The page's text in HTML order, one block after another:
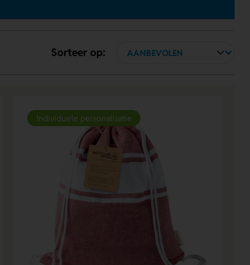
Sorteer op:
Individuele personalisatie